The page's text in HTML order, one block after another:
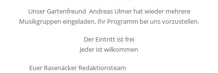
Unser Gartenfreund Andreas Ulmer hat wieder mehrere
Musikgruppen eingeladen, Ihr Programm bei uns vorzustellen.
Der Eintritt ist frei
Jeder ist wilkommen
Euer Rasenäcker Redaktionsteam